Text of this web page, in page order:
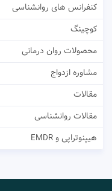
کنفرانس های روانشناسی
کوچینگ
محصولات روان درمانی
مشاوره ازدواج
مقالات
مقالات روانشناسی
هیپنوتراپی و EMDR